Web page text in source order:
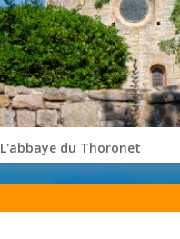
L'abbaye du Thoronet